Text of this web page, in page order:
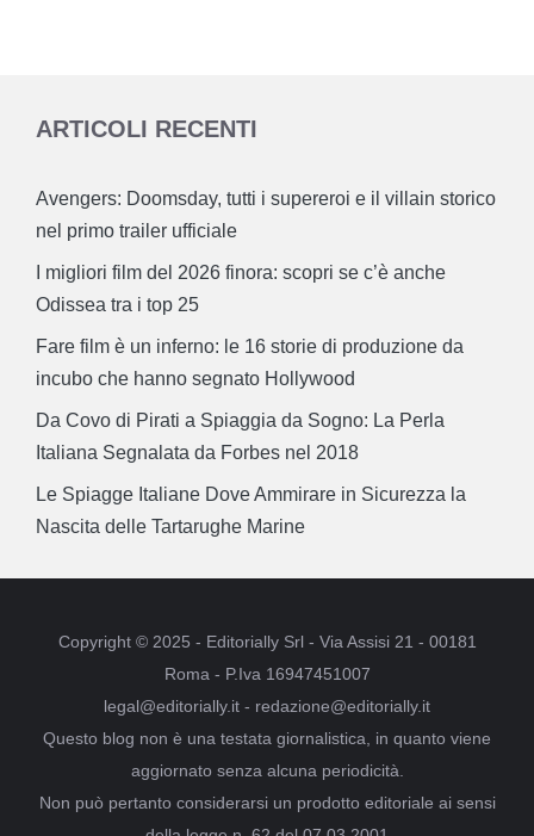
ARTICOLI RECENTI
Avengers: Doomsday, tutti i supereroi e il villain storico
nel primo trailer ufficiale
I migliori film del 2026 finora: scopri se c’è anche
Odissea tra i top 25
Fare film è un inferno: le 16 storie di produzione da
incubo che hanno segnato Hollywood
Da Covo di Pirati a Spiaggia da Sogno: La Perla
Italiana Segnalata da Forbes nel 2018
Le Spiagge Italiane Dove Ammirare in Sicurezza la
Nascita delle Tartarughe Marine
Copyright © 2025 - Editorially Srl - Via Assisi 21 - 00181
Roma - P.Iva 16947451007
legal@editorially.it - redazione@editorially.it
Questo blog non è una testata giornalistica, in quanto viene
aggiornato senza alcuna periodicità.
Non può pertanto considerarsi un prodotto editoriale ai sensi